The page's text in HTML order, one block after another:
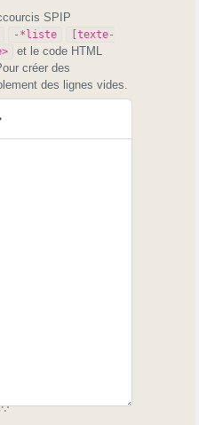
SPIP
-*liste
[texte-
et le code HTML
créer des
des lignes vides.